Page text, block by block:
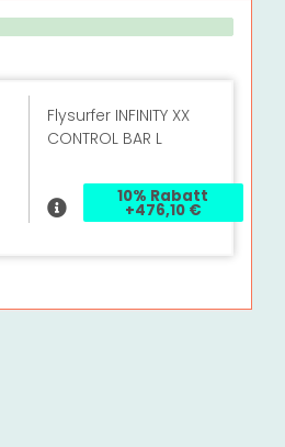
Flysurfer INFINITY XX
CONTROL BAR L
10% Rabatt
+476,10 €